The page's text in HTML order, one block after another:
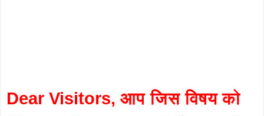
Dear Visitors, आप जिस विषय को